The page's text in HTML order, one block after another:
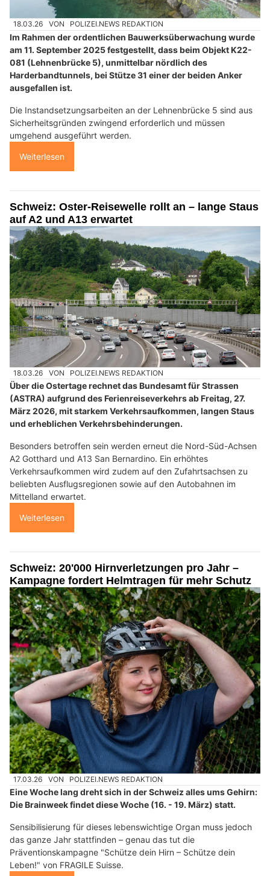
18.03.26 VON POLIZEI.NEWS REDAKTION
Im Rahmen der ordentlichen Bauwerksüberwachung wurde
am 11. September 2025 festgestellt, dass beim Objekt K22-
081 (Lehnenbrücke 5), unmittelbar nördlich des
Harderbandtunnels, bei Stütze 31 einer der beiden Anker
ausgefallen ist.
Die Instandsetzungsarbeiten an der Lehnenbrücke 5 sind aus
Sicherheitsgründen zwingend erforderlich und müssen
umgehend ausgeführt werden.
Weiterlesen
Schweiz: Oster-Reisewelle rollt an – lange Staus
auf A2 und A13 erwartet
18.03.26 VON POLIZEI.NEWS REDAKTION
Über die Ostertage rechnet das Bundesamt für Strassen
(ASTRA) aufgrund des Ferienreiseverkehrs ab Freitag, 27.
März 2026, mit starkem Verkehrsaufkommen, langen Staus
und erheblichen Verkehrsbehinderungen.
Besonders betroffen sein werden erneut die Nord-Süd-Achsen
A2 Gotthard und A13 San Bernardino. Ein erhöhtes
Verkehrsaufkommen wird zudem auf den Zufahrtsachsen zu
beliebten Ausflugsregionen sowie auf den Autobahnen im
Mittelland erwartet.
Weiterlesen
Schweiz: 20'000 Hirnverletzungen pro Jahr –
Kampagne fordert Helmtragen für mehr Schutz
17.03.26 VON POLIZEI.NEWS REDAKTION
Eine Woche lang dreht sich in der Schweiz alles ums Gehirn:
Die Brainweek findet diese Woche (16. - 19. März) statt.
Sensibilisierung für dieses lebenswichtige Organ muss jedoch
das ganze Jahr stattfinden – genau das tut die
Präventionskampagne "Schütze dein Hirn – Schütze dein
Leben!" von FRAGILE Suisse.